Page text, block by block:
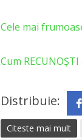
Cele mai
Cum
Distribuie:
Citeste mai mult